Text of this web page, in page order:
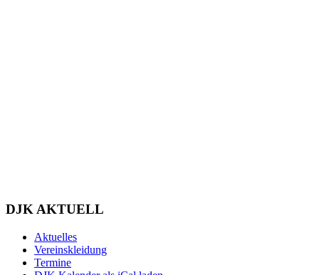
DJK AKTUELL
Aktuelles
Vereinskleidung
Termine